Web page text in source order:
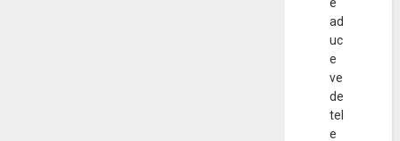
ad
uc
e
ve
de
tel
e